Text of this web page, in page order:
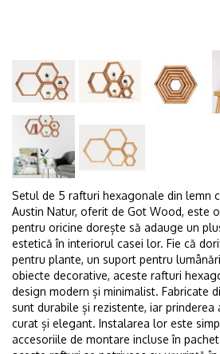
Setul de 5 rafturi hexagonale din lemn
Austin Natur, oferit de Got Wood, este
pentru oricine dorește să adauge un
estetică în interiorul casei lor. Fie că
pentru plante, un suport pentru
obiecte decorative, aceste rafturi
design modern și minimalist. Fabricate
sunt durabile și rezistente, iar
curat și elegant. Instalarea lor este
accesoriile de montare incluse în